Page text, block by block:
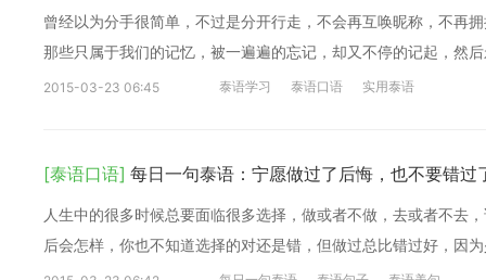
曾经以为分手很简单，不过是分开行走，不会再互唤昵称，不再
那些只属于我们的记忆，被一遍遍的忘记，却又不停的记起，然
2015-03-23 06:45 泰语学习 泰语口语 实用泰语
[泰语口语] 每日一句泰语：宁愿做过了后悔，也不要错过
人生中的很多时候总要面临很多选择，做或者不做，去或者不去
后会怎样，你也不知道选择的对还是错，但做过总比错过好，因